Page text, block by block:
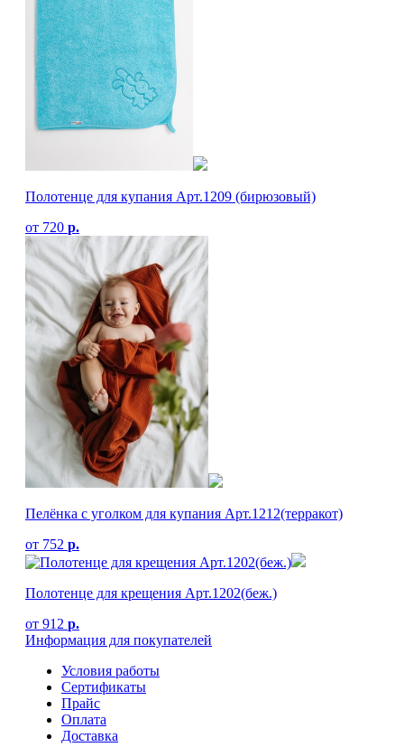
Полотенце для купания Арт.1209 (бирюзовый)
от 720 р.
Пелёнка с уголком для купания Арт.1212(терракот)
от 752 р.
Полотенце для крещения Арт.1202(беж.)
от 912 р.
Информация для покупателей
Условия работы
Сертификаты
Прайс
Оплата
Доставка